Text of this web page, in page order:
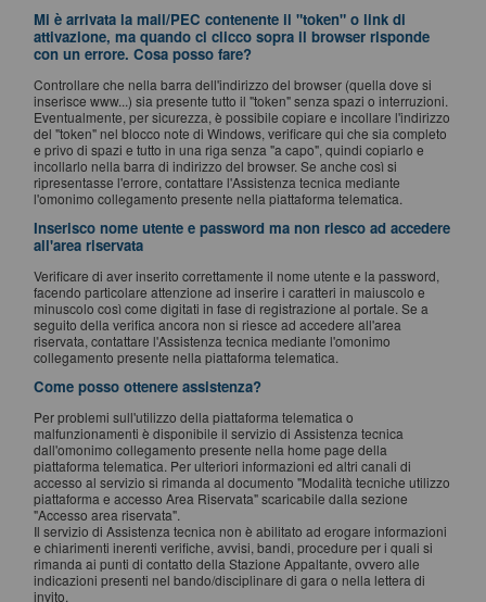
Mi è arrivata la mail/PEC contenente il "token" o link di
attivazione, ma quando ci clicco sopra il browser risponde
con un errore. Cosa posso fare?
Controllare che nella barra dell'indirizzo del browser (quella dove si
inserisce www...) sia presente tutto il "token" senza spazi o interruzioni.
Eventualmente, per sicurezza, è possibile copiare e incollare l'indirizzo
del "token" nel blocco note di Windows, verificare qui che sia completo
e privo di spazi e tutto in una riga senza "a capo", quindi copiarlo e
incollarlo nella barra di indirizzo del browser. Se anche così si
ripresentasse l'errore, contattare l'Assistenza tecnica mediante
l'omonimo collegamento presente nella piattaforma telematica.
Inserisco nome utente e password ma non riesco ad accedere
all'area riservata
Verificare di aver inserito correttamente il nome utente e la password,
facendo particolare attenzione ad inserire i caratteri in maiuscolo e
minuscolo così come digitati in fase di registrazione al portale. Se a
seguito della verifica ancora non si riesce ad accedere all'area
riservata, contattare l'Assistenza tecnica mediante l'omonimo
collegamento presente nella piattaforma telematica.
Come posso ottenere assistenza?
Per problemi sull'utilizzo della piattaforma telematica o
malfunzionamenti è disponibile il servizio di Assistenza tecnica
dall'omonimo collegamento presente nella home page della
piattaforma telematica. Per ulteriori informazioni ed altri canali di
accesso al servizio si rimanda al documento "Modalità tecniche utilizzo
piattaforma e accesso Area Riservata" scaricabile dalla sezione
"Accesso area riservata".
Il servizio di Assistenza tecnica non è abilitato ad erogare informazioni
e chiarimenti inerenti verifiche, avvisi, bandi, procedure per i quali si
rimanda ai punti di contatto della Stazione Appaltante, ovvero alle
indicazioni presenti nel bando/disciplinare di gara o nella lettera di
invito.